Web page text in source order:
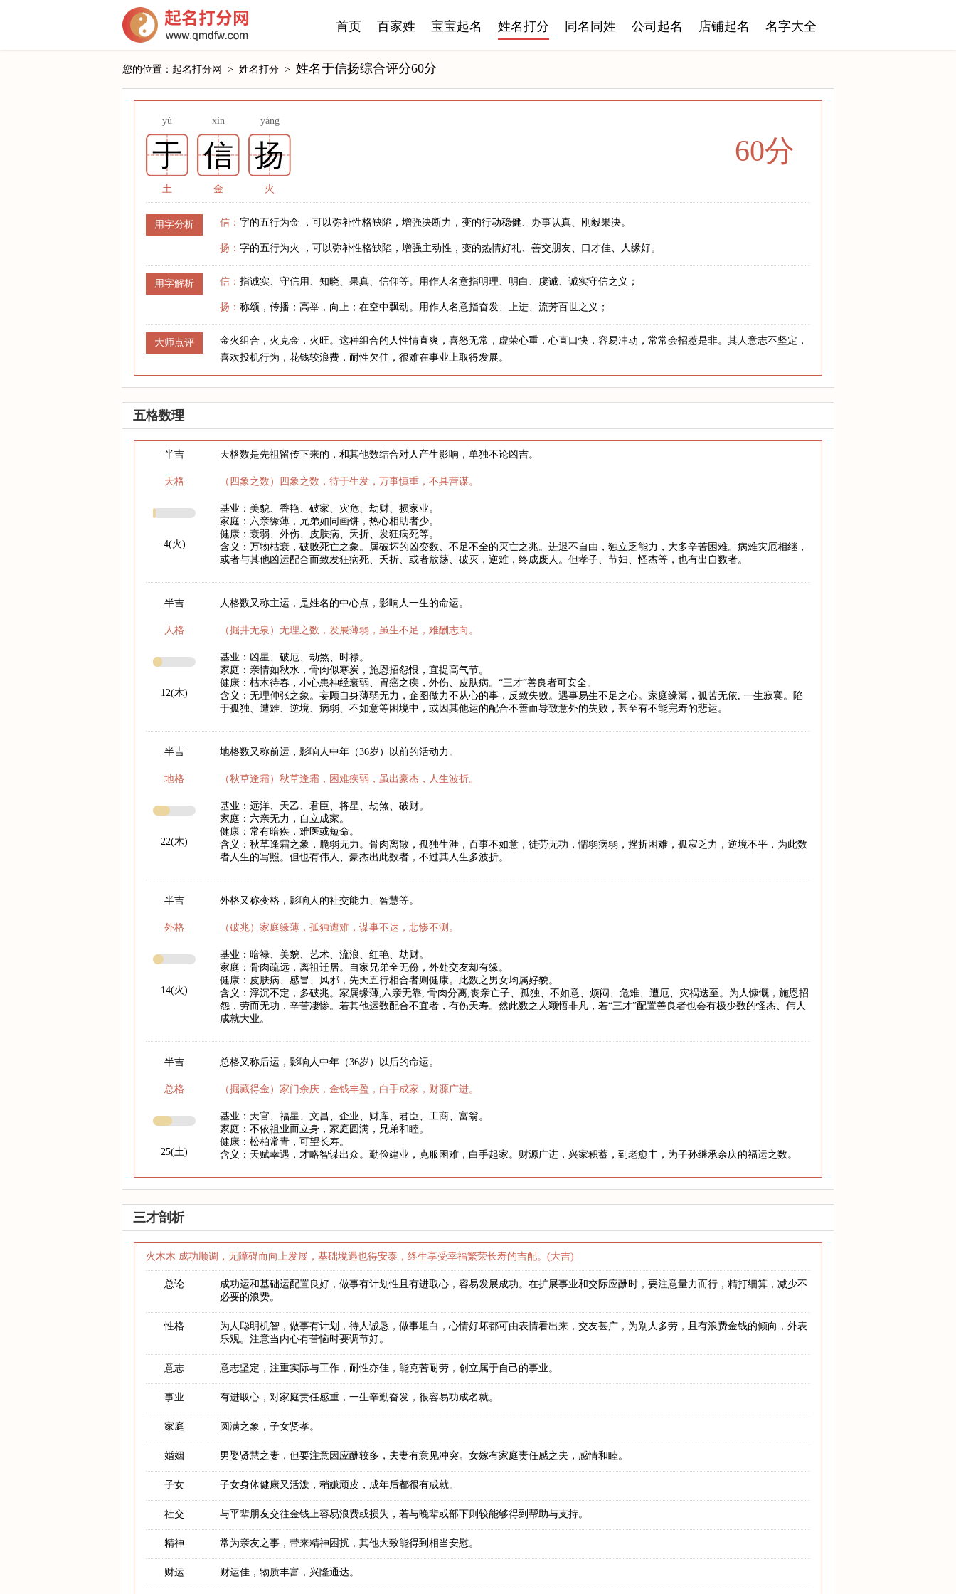
首页 百家姓 宝宝起名 姓名打分 同名同姓 公司起名 店铺起名 名字大全
您的位置： 起名打分网 > 姓名打分 > 姓名于信扬综合评分60分
yú xìn yáng
于 信 扬
土 金 火
60分
用字分析 信： 字的五行为金 ，可以弥补性格缺陷，增强决断力，变的行动稳健、办事认真、刚毅果决。
扬： 字的五行为火 ，可以弥补性格缺陷，增强主动性，变的热情好礼、善交朋友、口才佳、人缘好。
用字解析 信： 指诚实、守信用、知晓、果真、信仰等。用作人名意指明理、明白、虔诚、诚实守信之义；
扬： 称颂，传播；高举，向上；在空中飘动。用作人名意指奋发、上进、流芳百世之义；
大师点评
金火组合，火克金，火旺。这种组合的人性情直爽，喜怒无常，虚荣心重，心直口快，容易冲动，常常会招惹是非。其人意志不坚定，
喜欢投机行为，花钱较浪费，耐性欠佳，很难在事业上取得发展。
五格数理
半吉
天格
4(火)
天格数是先祖留传下来的，和其他数结合对人产生影响，单独不论凶吉。
（四象之数）四象之数，待于生发，万事慎重，不具营谋。
基业：美貌、香艳、破家、灾危、劫财、损家业。
家庭：六亲缘薄，兄弟如同画饼，热心相助者少。
健康：衰弱、外伤、皮肤病、夭折、发狂病死等。
含义：万物枯衰，破败死亡之象。属破坏的凶变数、不足不全的灭亡之兆。进退不自由，独立乏能力，大多辛苦困难。病难灾厄相继，
或者与其他凶运配合而致发狂病死、夭折、或者放荡、破灭，逆难，终成废人。但孝子、节妇、怪杰等，也有出自数者。
半吉
人格
12(木)
人格数又称主运，是姓名的中心点，影响人一生的命运。
（掘井无泉）无理之数，发展薄弱，虽生不足，难酬志向。
基业：凶星、破厄、劫煞、时禄。
家庭：亲情如秋水，骨肉似寒炭，施恩招怨恨，宜提高气节。
健康：枯木待春，小心患神经衰弱、胃癌之疾，外伤、皮肤病。“三才”善良者可安全。
含义：无理伸张之象。妄顾自身薄弱无力，企图做力不从心的事，反致失败。遇事易生不足之心。家庭缘薄，孤苦无依, 一生寂寞。陷
于孤独、遭难、逆境、病弱、不如意等困境中，或因其他运的配合不善而导致意外的失败，甚至有不能完寿的悲运。
半吉
地格
22(木)
地格数又称前运，影响人中年（36岁）以前的活动力。
（秋草逢霜）秋草逢霜，困难疾弱，虽出豪杰，人生波折。
基业：远洋、天乙、君臣、将星、劫煞、破财。
家庭：六亲无力，自立成家。
健康：常有暗疾，难医或短命。
含义：秋草逢霜之象，脆弱无力。骨肉离散，孤独生涯，百事不如意，徒劳无功，懦弱病弱，挫折困难，孤寂乏力，逆境不平，为此数
者人生的写照。但也有伟人、豪杰出此数者，不过其人生多波折。
半吉
外格
14(火)
外格又称变格，影响人的社交能力、智慧等。
（破兆）家庭缘薄，孤独遭难，谋事不达，悲惨不测。
基业：暗禄、美貌、艺术、流浪、红艳、劫财。
家庭：骨肉疏远，离祖迁居。自家兄弟全无份，外处交友却有缘。
健康：皮肤病、感冒、风邪，先天五行相合者则健康。此数之男女均属好貌。
含义：浮沉不定，多破兆。家属缘薄,六亲无靠, 骨肉分离,丧亲亡子、孤独、不如意、烦闷、危难、遭厄、灾祸迭至。为人慷慨，施恩招
怨，劳而无功，辛苦凄惨。若其他运数配合不宜者，有伤天寿。然此数之人颖悟非凡，若“三才”配置善良者也会有极少数的怪杰、伟人
成就大业。
半吉
总格
25(土)
总格又称后运，影响人中年（36岁）以后的命运。
（掘藏得金）家门余庆，金钱丰盈，白手成家，财源广进。
基业：天官、福星、文昌、企业、财库、君臣、工商、富翁。
家庭：不依祖业而立身，家庭圆满，兄弟和睦。
健康：松柏常青，可望长寿。
含义：天赋幸遇，才略智谋出众。勤俭建业，克服困难，白手起家。财源广进，兴家积蓄，到老愈丰，为子孙继承余庆的福运之数。
三才剖析
火木木 成功顺调，无障碍而向上发展，基础境遇也得安泰，终生享受幸福繁荣长寿的吉配。(大吉)
总论
成功运和基础运配置良好，做事有计划性且有进取心，容易发展成功。在扩展事业和交际应酬时，要注意量力而行，精打细算，减少不
必要的浪费。
性格
为人聪明机智，做事有计划，待人诚恳，做事坦白，心情好坏都可由表情看出来，交友甚广，为别人多劳，且有浪费金钱的倾向，外表
乐观。注意当内心有苦恼时要调节好。
意志 意志坚定，注重实际与工作，耐性亦佳，能克苦耐劳，创立属于自己的事业。
事业 有进取心，对家庭责任感重，一生辛勤奋发，很容易功成名就。
家庭 圆满之象，子女贤孝。
婚姻 男娶贤慧之妻，但要注意因应酬较多，夫妻有意见冲突。女嫁有家庭责任感之夫，感情和睦。
子女 子女身体健康又活泼，稍嫌顽皮，成年后都很有成就。
社交 与平辈朋友交往金钱上容易浪费或损失，若与晚辈或部下则较能够得到帮助与支持。
精神 常为亲友之事，带来精神困扰，其他大致能得到相当安慰。
财运 财运佳，物质丰富，兴隆通达。